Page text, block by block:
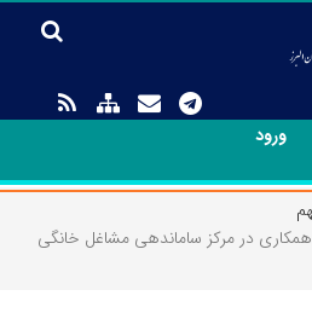
ورود
در مرکز ساماندهی مشاغل خانگی